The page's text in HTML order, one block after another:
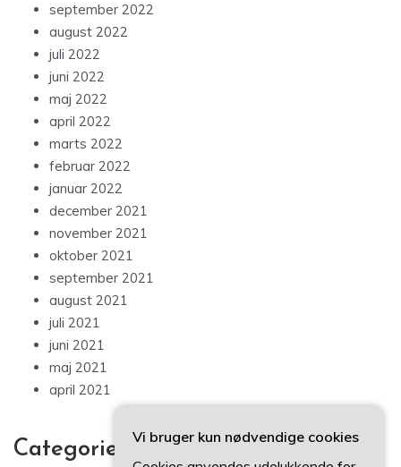
september 2022
august 2022
juli 2022
juni 2022
maj 2022
april 2022
marts 2022
februar 2022
januar 2022
december 2021
november 2021
oktober 2021
september 2021
august 2021
juli 2021
juni 2021
maj 2021
april 2021
Categories
Vi bruger kun nødvendige cookies